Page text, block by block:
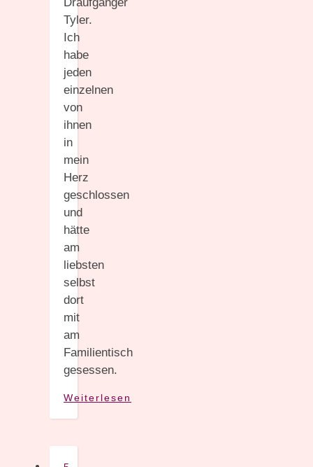
Tyler.
Ich
habe
jeden
einzelnen
von
ihnen
in
mein
Herz
geschlossen
und
hätte
am
liebsten
selbst
dort
mit
am
Familientisch
gesessen.
Weiterlesen